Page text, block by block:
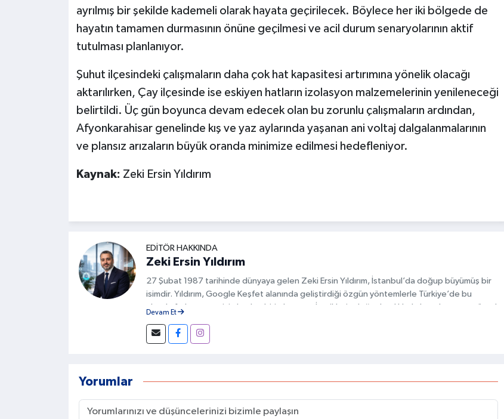
ayrılmış bir şekilde kademeli olarak hayata geçirilecek. Böylece her iki bölgede de
hayatın tamamen durmasının önüne geçilmesi ve acil durum senaryolarının aktif
tutulması planlanıyor.
Şuhut ilçesindeki çalışmaların daha çok hat kapasitesi artırımına yönelik olacağı
aktarılırken, Çay ilçesinde ise eskiyen hatların izolasyon malzemelerinin yenileneceği
belirtildi. Üç gün boyunca devam edecek olan bu zorunlu çalışmaların ardından,
Afyonkarahisar genelinde kış ve yaz aylarında yaşanan ani voltaj dalgalanmalarının
ve plansız arızaların büyük oranda minimize edilmesi hedefleniyor.
Kaynak: Zeki Ersin Yıldırım
EDITÖR HAKKINDA
Zeki Ersin Yıldırım
27 Şubat 1987 tarihinde dünyaya gelen Zeki Ersin Yıldırım, İstanbul’da doğup büyümüş bir
isimdir. Yıldırım, Google Keşfet alanında geliştirdiği özgün yöntemlerle Türkiye’de bu
alanda fark yaratan isimlerden biri olmuştur. İçeriklerin doğru başlıklarla hazırlanması, görsel
temelini oluşturur.
Devam Et
Yorumlar